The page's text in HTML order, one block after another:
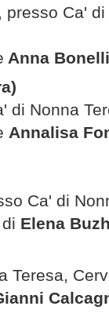
Ca'
Anna Bonelli
di Nonna
Annalisa
Ca' di
Elena
Teresa,